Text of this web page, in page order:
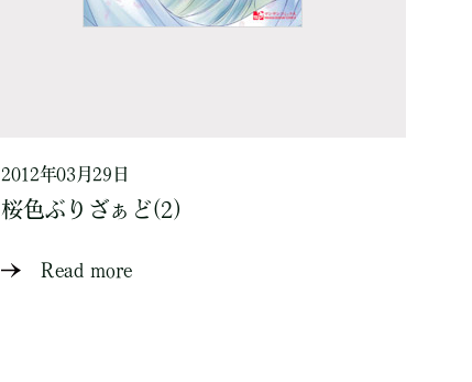
2012年03月29日
桜色ぶりざぁど(2)
Read more